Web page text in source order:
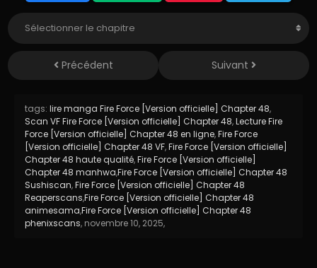
Précédent Suivant
tags: lire manga Fire Force [Version officielle] Chapter 48,
Scan VF Fire Force [Version officielle] Chapter 48,Lecture Fire
Force [Version officielle] Chapter 48 en ligne,Fire Force
[Version officielle] Chapter 48 VF,Fire Force [Version officielle]
Chapter 48 haute qualité,Fire Force [Version officielle]
Chapter 48 manhwa,Fire Force [Version officielle] Chapter 48
Sushiscan,Fire Force [Version officielle] Chapter 48
Reaperscans,Fire Force [Version officielle] Chapter 48
animesama,Fire Force [Version officielle] Chapter 48
phenixscans, novembre 10, 2025,